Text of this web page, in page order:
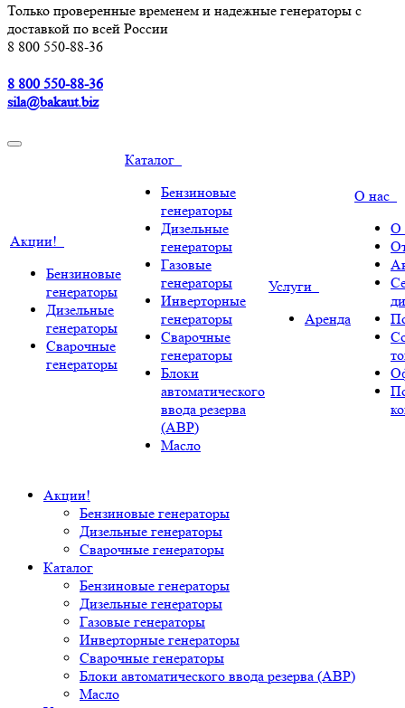
Только проверенные временем и надежные генераторы с
доставкой по всей России
8 800 550-88-36
8 800 550-88-36
sila@bakaut.biz
Акции!
Бензиновые
генераторы
Дизельные
генераторы
Сварочные
генераторы
Каталог
Бензиновые
генераторы
Дизельные
генераторы
Газовые
генераторы
Инверторные
генераторы
Сварочные
генераторы
Блоки
автоматического
ввода резерва
(АВР)
Масло
Услуги
Аренда
О нас
О
Акции!
Бензиновые генераторы
Дизельные генераторы
Сварочные генераторы
Каталог
Бензиновые генераторы
Дизельные генераторы
Газовые генераторы
Инверторные генераторы
Сварочные генераторы
Блоки автоматического ввода резерва (АВР)
Масло